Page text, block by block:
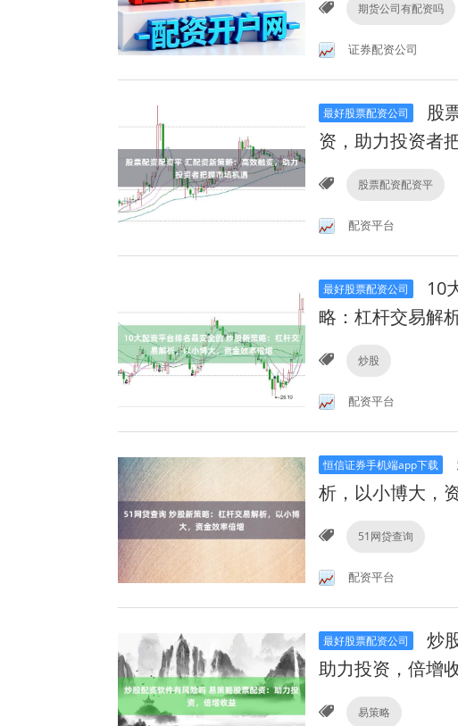
期货公司有配资吗
证券配资公司
最好股票配资公司
股
资，助力投资者
股票配资配资平
配资平台
最好股票配资公司
10
略：杠杆交易解
炒股
配资平台
恒信证券手机端app下载
析，以小博大，
51网贷查询
配资平台
最好股票配资公司
炒
助力投资，倍增
易策略